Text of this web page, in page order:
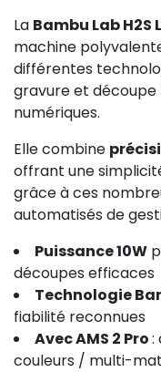
La Bambu Lab H2S
machine
différentes
gravure et découpe
numériques.
Elle combine
offrant une
grâce à ces
automatisés de
Puissance 10W
découpes efficaces
Technologie
fiabilité reconnues
Avec AMS 2 Pro:
couleurs / multi-